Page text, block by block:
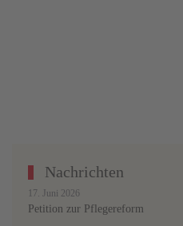
Nachrichten
17. Juni 2026
Petition zur Pflegereform